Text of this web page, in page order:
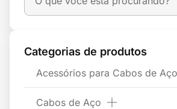
Categorias de produtos
Acessórios para Cabos de Aço
Cabos de Aço